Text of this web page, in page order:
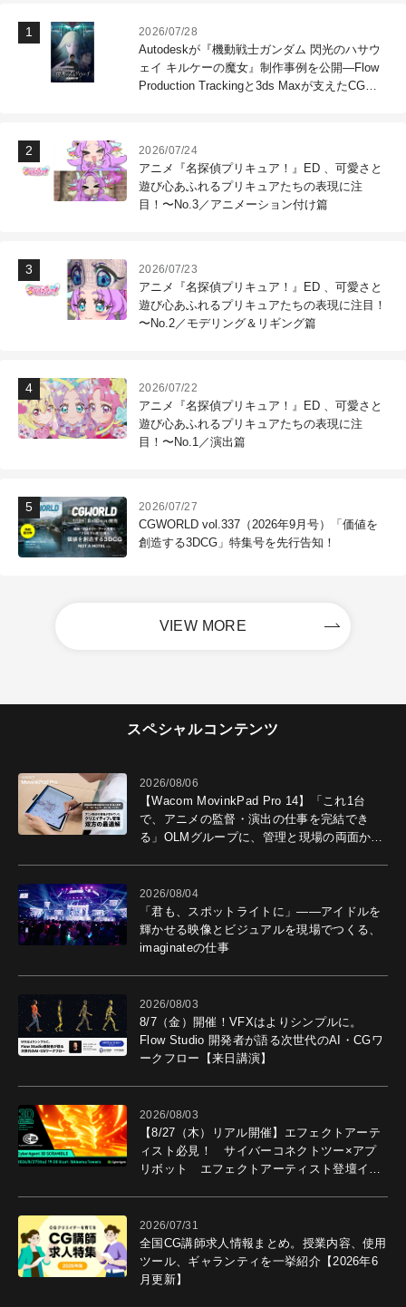
2026/07/28
Autodeskが『機動戦士ガンダム 閃光のハサウ
ェイ キルケーの魔女』制作事例を公開―Flow
Production Trackingと3ds Maxが支えたCG制
2026/07/24
アニメ『名探偵プリキュア！』ED 、可愛さと
遊び心あふれるプリキュアたちの表現に注
目！〜No.3／アニメーション付け篇
2026/07/23
アニメ『名探偵プリキュア！』ED 、可愛さと
遊び心あふれるプリキュアたちの表現に注目！
〜No.2／モデリング＆リギング篇
2026/07/22
アニメ『名探偵プリキュア！』ED 、可愛さと
遊び心あふれるプリキュアたちの表現に注
目！〜No.1／演出篇
2026/07/27
CGWORLD vol.337（2026年9月号）「価値を
創造する3DCG」特集号を先行告知！
VIEW MORE
スペシャルコンテンツ
2026/08/06
【Wacom MovinkPad Pro 14】「これ1台
で、アニメの監督・演出の仕事を完結でき
る」OLMグループに、管理と現場の両面から
2026/08/04
「君も、スポットライトに」――アイドルを
輝かせる映像とビジュアルを現場でつくる、
imaginateの仕事
2026/08/03
8/7（金）開催！VFXはよりシンプルに。
Flow Studio 開発者が語る次世代のAI・CGワ
ークフロー【来日講演】
2026/08/03
【8/27（木）リアル開催】エフェクトアーテ
ィスト必見！ サイバーコネクトツー×アプ
リボット エフェクトアーティスト登壇イベ
2026/07/31
全国CG講師求人情報まとめ。授業内容、使用
ツール、ギャランティを一挙紹介【2026年6
月更新】